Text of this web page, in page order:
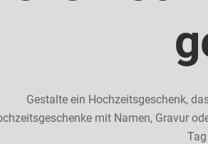
Gestalte ein Hochzeitsgeschenk,
mit Namen, Gravur